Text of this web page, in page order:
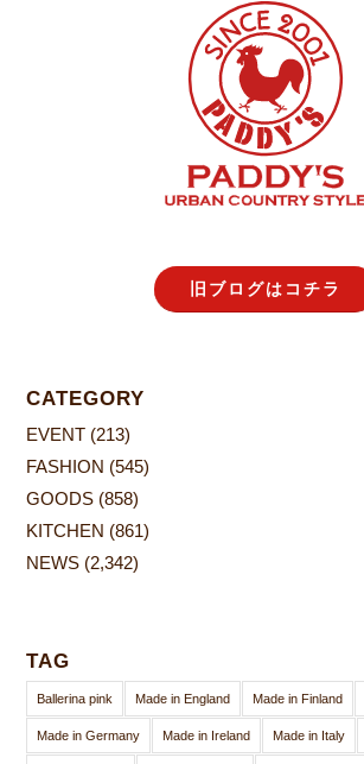
旧ブログはコチラ
CATEGORY
EVENT (213)
FASHION (545)
GOODS (858)
KITCHEN (861)
NEWS (2,342)
TAG
Ballerina pink Made in England Made in Finland
Made in Germany Made in Ireland Made in Italy